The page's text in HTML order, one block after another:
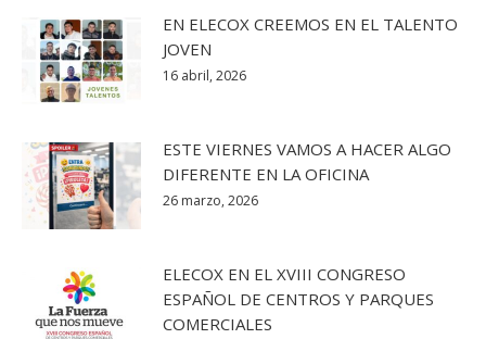
EN ELECOX CREEMOS EN EL TALENTO
JOVEN
16 abril, 2026
ESTE VIERNES VAMOS A HACER ALGO
DIFERENTE EN LA OFICINA
26 marzo, 2026
ELECOX EN EL XVIII CONGRESO
ESPAÑOL DE CENTROS Y PARQUES
COMERCIALES